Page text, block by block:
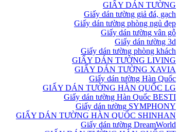
GIẤY DÁN TƯỜNG
Giấy dán tường giả đá, gạch
Giấy dán tường phòng ngủ đẹp
Giấy dán tường vân gỗ
Giấy dán tường 3d
Giấy dán tường phòng khách
GIẤY DÁN TƯỜNG LIVING
GIẤY DÁN TƯỜNG XAVIA
Giấy dán tường Hàn Quốc
GIẤY DÁN TƯỜNG HÀN QUỐC LG
Giấy dán tường Hàn Quốc BESTI
Giấy dán tường SYMPHONY
GIẤY DÁN TƯỜNG HÀN QUỐC SHINHAN
Giấy dán tường DreamWorld